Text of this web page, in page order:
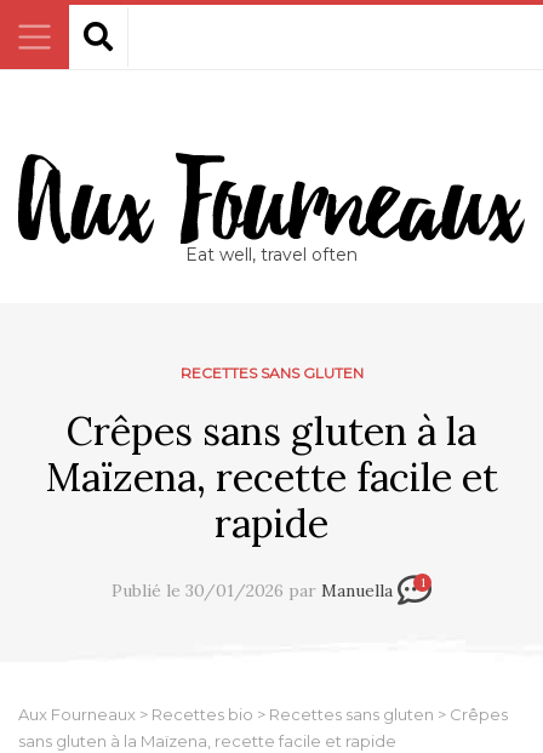
Eat well, travel often
RECETTES SANS GLUTEN
Crêpes sans gluten à la
Maïzena, recette facile et
rapide
Publié le 30/01/2026 par Manuella 1
Aux Fourneaux > Recettes bio > Recettes sans gluten > Crêpes
sans gluten à la Maïzena, recette facile et rapide